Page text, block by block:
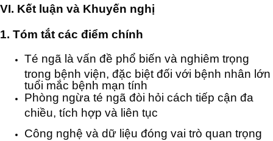
VI. Kết luận và Khuyến nghị
1. Tóm tắt các điểm chính
Té ngã là vấn đề phổ biến và nghiêm trọng
trong bệnh viện, đặc biệt đối với bệnh nhân lớn
tuổi mắc bệnh mạn tính
Phòng ngừa té ngã đòi hỏi cách tiếp cận đa
chiều, tích hợp và liên tục
Công nghệ và dữ liệu đóng vai trò quan trọng